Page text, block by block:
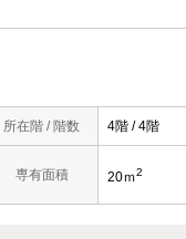
所在階 / 階数 4階 / 4階
専有面積 20ｍ2